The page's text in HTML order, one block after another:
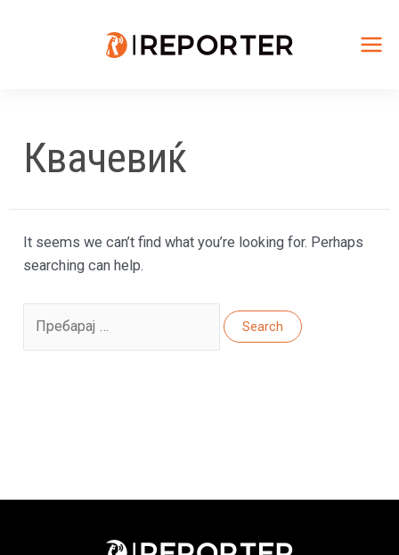
Квачевиќ
It seems we can’t find what you’re looking for. Perhaps
searching can help.